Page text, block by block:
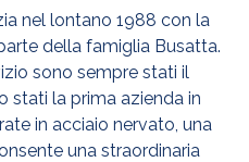
nel lontano 1988 con la
della famiglia Busatta.
sono sempre stati il
stati la prima azienda in
in acciaio nervato, una
una straordinaria